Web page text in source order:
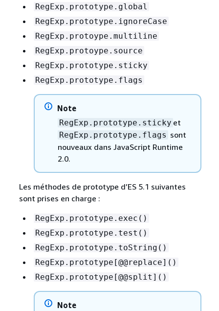
RegExp.prototype.global
RegExp.prototype.ignoreCase
RegExp.protoype.multiline
RegExp.protoype.source
RegExp.prototype.sticky
RegExp.prototype.flags
Note
RegExp.prototype.sticky et
RegExp.prototype.flags sont
nouveaux dans JavaScript Runtime
2.0.
Les méthodes de prototype d’ES 5.1 suivantes
sont prises en charge :
RegExp.prototype.exec()
RegExp.prototype.test()
RegExp.prototype.toString()
RegExp.prototype[@@replace]()
RegExp.prototype[@@split]()
Note